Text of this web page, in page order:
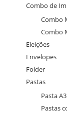
Combo de
Combo
Combo
Eleições
Envelopes
Folder
Pastas
Pasta
Pastas